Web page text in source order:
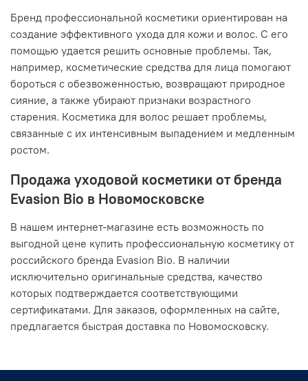
Бренд профессиональной косметики ориентирован на
создание эффективного ухода для кожи и волос. С его
помощью удается решить основные проблемы. Так,
например, косметические средства для лица помогают
бороться с обезвоженностью, возвращают природное
сияние, а также убирают признаки возрастного
старения. Косметика для волос решает проблемы,
связанные с их интенсивным выпадением и медленным
ростом.
Продажа уходовой косметики от бренда
Evasion Bio в Новомосковске
В нашем интернет-магазине есть возможность по
выгодной цене купить профессиональную косметику от
российского бренда Evasion Bio. В наличии
исключительно оригинальные средства, качество
которых подтверждается соответствующими
сертификатами. Для заказов, оформленных на сайте,
предлагается быстрая доставка по Новомосковску.